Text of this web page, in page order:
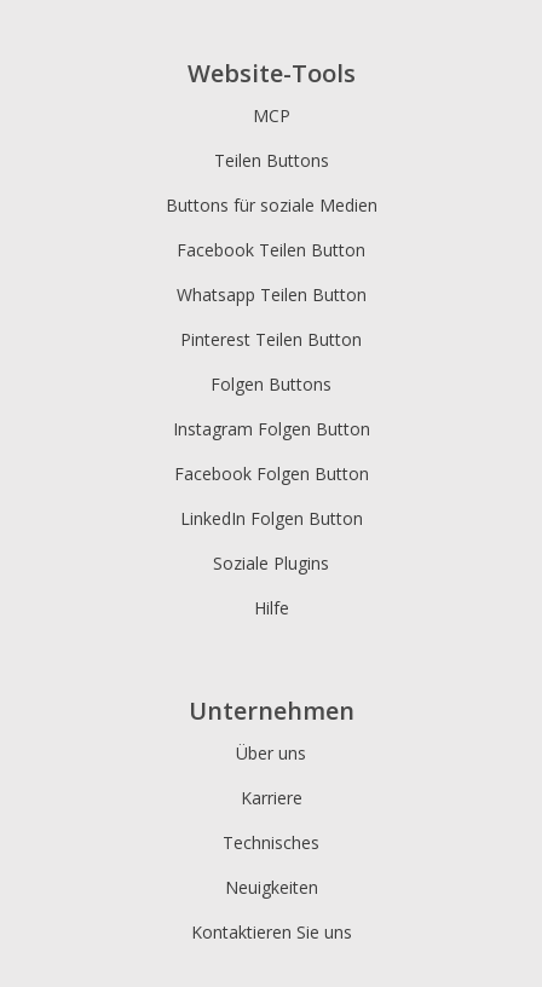
Website-Tools
MCP
Teilen Buttons
Buttons für soziale Medien
Facebook Teilen Button
Whatsapp Teilen Button
Pinterest Teilen Button
Folgen Buttons
Instagram Folgen Button
Facebook Folgen Button
LinkedIn Folgen Button
Soziale Plugins
Hilfe
Unternehmen
Über uns
Karriere
Technisches
Neuigkeiten
Kontaktieren Sie uns